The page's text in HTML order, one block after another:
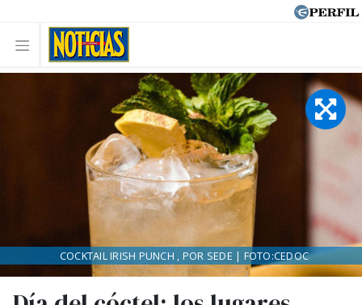
COCKTAIL IRISH PUNCH , POR SEDE | FOTO:CEDOC